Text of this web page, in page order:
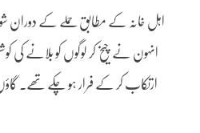
اہل خانہ کے مطابق حملے کے دوران
انہون نے چیخ کر لوگوں کو بلانے کی
ارتکاب کر کے فرار ہو چکے تھے۔